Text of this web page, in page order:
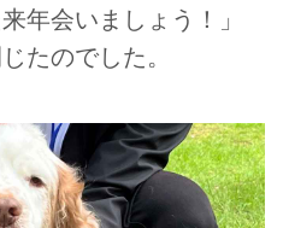
年会いましょう！」
たのでした。